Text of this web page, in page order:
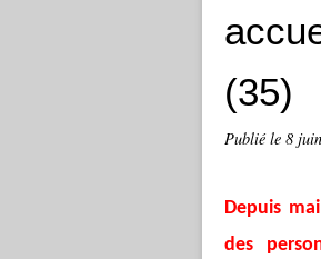
(35)
Publié le 8
Depuis
des